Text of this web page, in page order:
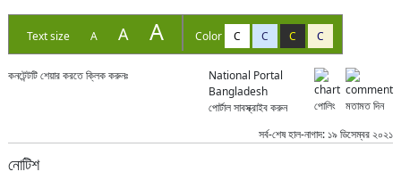
Text size A A A Color C C C C
কনটেন্টটি শেয়ার করতে ক্লিক করুনঃ
National Portal
Bangladesh
পোর্টাল সাবস্ক্রাইব করুন
পোলিং
মতামত দিন
সর্ব-শেষ হাল-নাগাদ: ১৯ ডিসেম্বর ২০২১
নোটিশ